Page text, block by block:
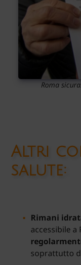
Roma
Altri
salute:
Rimani
accessibile
soprattutto